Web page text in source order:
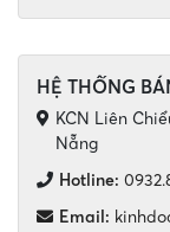
HỆ THỐNG
KCN Liên
Nẵng
Hotline:
Email: